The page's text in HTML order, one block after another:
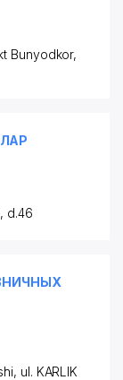
Bunyodkor,
d.46
ul. KARLIK